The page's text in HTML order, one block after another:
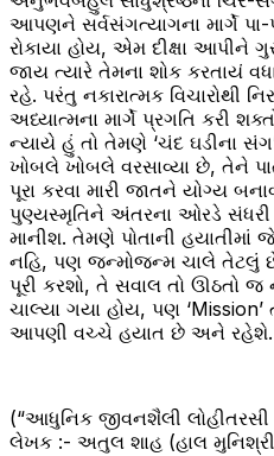
આપણને સર્વસંગત્યાગના માર્ગે પા-
રોકાયા હોય, એમ દીક્ષા આપીને
જાય ત્યારે તેમના શોક કરતાયં
રહે. પરંતુ નકારાત્મક વિચારોથી
અધ્યાત્મના માર્ગે પ્રગતિ કરી
ન્યાયે હું તો તેમણે ‘ચંદ ઘડીના
ખોબલે ખોબલે વરસાવ્યા છે, તેને
પૂરા કરવા મારી જાતને યોગ્ય
પુણ્યસ્મૃતિને અંતરના ઓરડે સંધરી
માનીશ. તેમણે પોતાની
નહિ, પણ જન્મોજન્મ ચાલે તેટલું
પૂરી કરશો, તે સવાલ તો ઊઠતો
ચાલ્યા ગયા હોય, પણ
આપણી વચ્ચે હયાત છે અને
(“આધુનિક જીવનશૈલી
લેખક :- અતુલ શાહ (હાલ